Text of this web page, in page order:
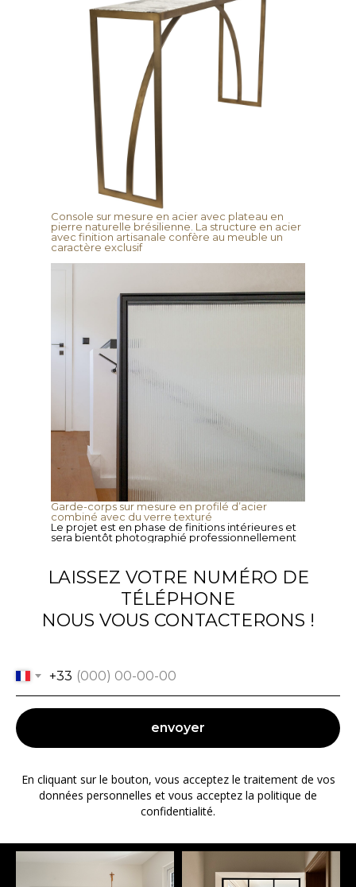
Console sur mesure en acier avec plateau en
pierre naturelle brésilienne. La structure en acier
avec finition artisanale confère au meuble un
caractère exclusif
Le projet est en phase de finitions intérieures et
sera bientôt photographié professionnellement
Garde-corps sur mesure en profilé d’acier
combiné avec du verre texturé
LAISSEZ VOTRE NUMÉRO DE
TÉLÉPHONE
NOUS VOUS CONTACTERONS !
+33
envoyer
En cliquant sur le bouton, vous acceptez le traitement de vos
données personnelles et vous acceptez la politique de
confidentialité.